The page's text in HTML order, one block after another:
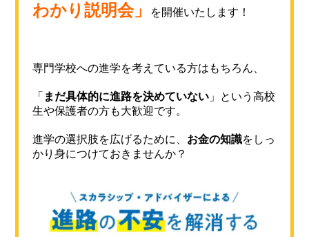
わかり説明会」
を開催いたします！
専門学校への進学を考えている方はもちろん、
「 まだ具体的に進路を決めていない 」という高校
生や保護者の方も大歓迎です。
進学の選択肢を広げるために、 お金の知識をしっ
かり身につけておきませんか？